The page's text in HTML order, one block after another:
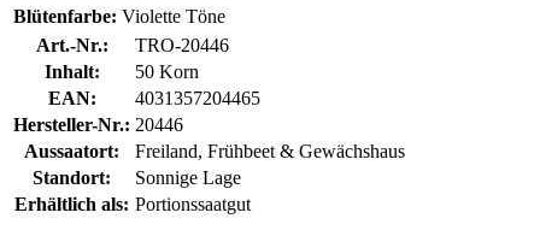
Blütenfarbe: Violette Töne
Art.-Nr.:
TRO-20446
Inhalt:
50 Korn
EAN:
4031357204465
Hersteller-Nr.: 20446
Aussaatort:
Freiland, Frühbeet & Gewächshaus
Standort:
Sonnige Lage
Erhältlich als: Portionssaatgut